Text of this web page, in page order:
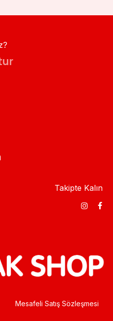
Takipte Kalın
Mesafeli Satış Sözleşmesi